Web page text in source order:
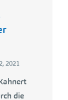
2021
die